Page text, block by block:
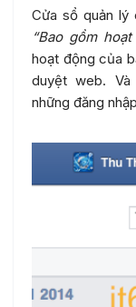
Cửa sổ quản lý
“Bao gồm
hoạt động của
duyệt web.
những đăng